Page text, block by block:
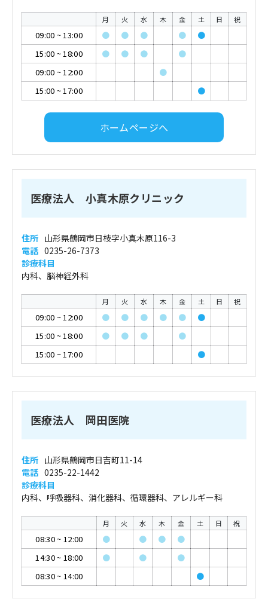
月 火 水 木 金 土 日 祝
09:00 ~13:00 ● ● ● ●
●
15:00 ~18:00 ● ● ●
●
09:00 ~12:00
●
15:00 ~17:00 ●
ホームページへ
医療法人 小真木原クリニック
住所 山形県鶴岡市日枝字小真木原116-3
電話 0235-26-7373
診療科目
内科、脳神経外科
月 火 水 木 金 土 日 祝
09:00 ~12:00 ● ● ● ● ●
●
15:00 ~18:00 ● ● ●
●
15:00 ~17:00 ●
医療法人 岡田医院
住所 山形県鶴岡市日吉町11-14
電話 0235-22-1442
診療科目
内科、呼吸器科、消化器科、循環器科、アレルギー科
月 火 水 木 金 土 日 祝
08:30~ 12:00 ● ● ●
●
14:30~ 18:00 ● ●
●
08:30~ 14:00 ●